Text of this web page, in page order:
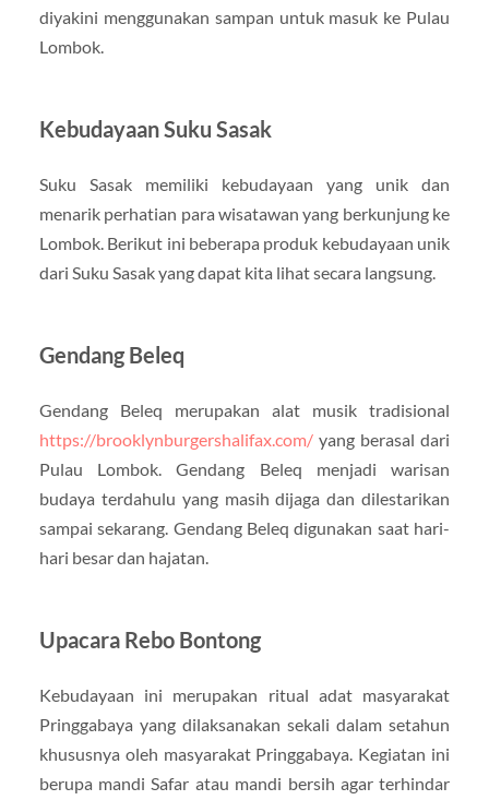
diyakini menggunakan sampan untuk masuk ke Pulau
Lombok.
Kebudayaan Suku Sasak
Suku Sasak memiliki kebudayaan yang unik dan
menarik perhatian para wisatawan yang berkunjung ke
Lombok. Berikut ini beberapa produk kebudayaan unik
dari Suku Sasak yang dapat kita lihat secara langsung.
Gendang Beleq
Gendang Beleq merupakan alat musik tradisional
https://brooklynburgershalifax.com/yang berasal dari
Pulau Lombok. Gendang Beleq menjadi warisan
budaya terdahulu yang masih dijaga dan dilestarikan
sampai sekarang. Gendang Beleq digunakan saat hari-
hari besar dan hajatan.
Upacara Rebo Bontong
Kebudayaan ini merupakan ritual adat masyarakat
Pringgabaya yang dilaksanakan sekali dalam setahun
khususnya oleh masyarakat Pringgabaya. Kegiatan ini
berupa mandi Safar atau mandi bersih agar terhindar